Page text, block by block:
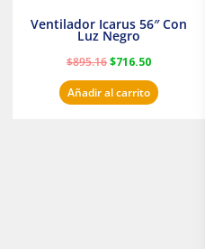
Ventilador Icarus 56″ Con
Luz Negro
$895.16$716.50
Añadir al carrito